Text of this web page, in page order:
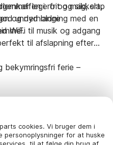
cookies. Vi bruger dem i
personoplysninger for at huske
i ro og mag, slap
og nyd lange
lege frit og sikkert,
underholdning med en
WiFi til musik og adgang
til afslapning efter
bekymringsfri ferie –
hund eller bare ønsker